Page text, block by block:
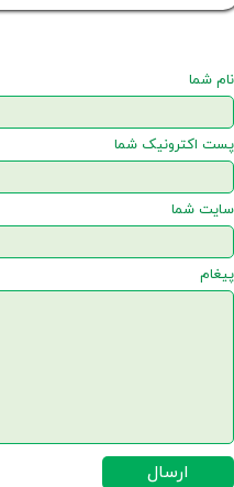
نام شما
پست اکترونیک شما
سایت شما
پیغام
ارسال